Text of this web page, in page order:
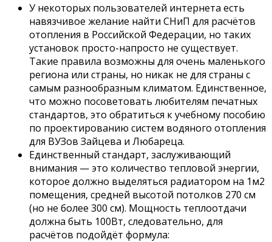
У некоторых пользователей интернета есть
навязчивое желание найти СНиП для расчётов
отопления в Российской Федерации, но таких
установок просто-напросто не существует.
Такие правила возможны для очень маленького
региона или страны, но никак не для страны с
самым разнообразным климатом. Единственное,
что можно посоветовать любителям печатных
стандартов, это обратиться к учебному пособию
по проектированию систем водяного отопления
для ВУЗов Зайцева и Любареца.
Единственный стандарт, заслуживающий
внимания — это количество тепловой энергии,
которое должно выделяться радиатором на 1м2
помещения, средней высотой потолков 270 см
(но не более 300 см). Мощность теплоотдачи
должна быть 100Вт, следовательно, для
расчётов подойдёт формула: